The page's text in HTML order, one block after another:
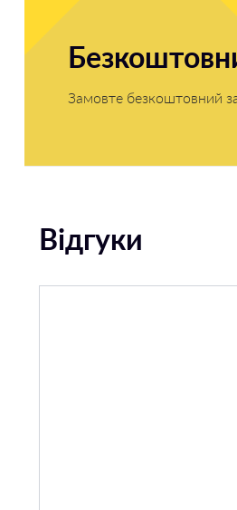
Замовте безкоштовний
Відгуки